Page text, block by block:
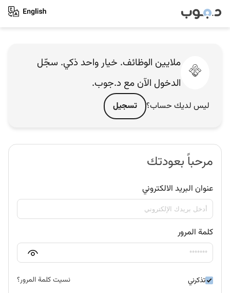
ملايين الوظائف. خيار واحد ذكي. سجّل
الدخول الآن مع د.جوب.
ليس لديك حساب؟ تسجيل
مرحباً بعودتك
عنوان البريد الالكتروني
كلمة المرور
تذكرني نسيت كلمة المرور؟